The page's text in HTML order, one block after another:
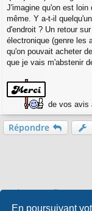
En poursuivant
J'imagine qu'on est
même. Y a-t-il
d'endroit ? Un retour
électronique (genre les
qu'on pouvait acheter
que je vais m'abstenir
de vos avis
Répondre
Qui est en ligne
Utilisateurs parcourant ce